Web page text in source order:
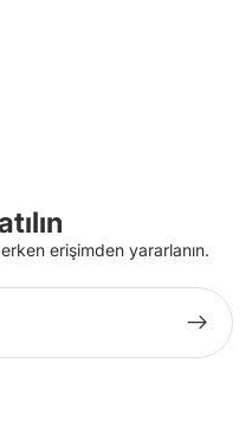
erişimden yararlanın.